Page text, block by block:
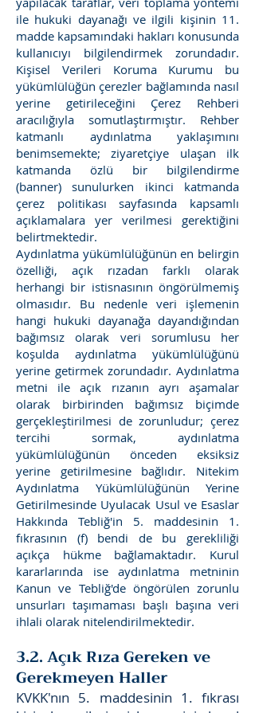
ile hukuki dayanağı ve ilgili kişinin 11.
madde kapsamındaki hakları konusunda
kullanıcıyı bilgilendirmek zorundadır.
Kişisel Verileri Koruma Kurumu bu
yükümlülüğün çerezler bağlamında nasıl
yerine getirileceğini Çerez Rehberi
aracılığıyla somutlaştırmıştır. Rehber
katmanlı aydınlatma yaklaşımını
benimsemekte; ziyaretçiye ulaşan ilk
katmanda özlü bir bilgilendirme
(banner) sunulurken ikinci katmanda
çerez politikası sayfasında kapsamlı
açıklamalara yer verilmesi gerektiğini
belirtmektedir.
Aydınlatma yükümlülüğünün en belirgin
özelliği, açık rızadan farklı olarak
herhangi bir istisnasının öngörülmemiş
olmasıdır. Bu nedenle veri işlemenin
hangi hukuki dayanağa dayandığından
bağımsız olarak veri sorumlusu her
koşulda aydınlatma yükümlülüğünü
yerine getirmek zorundadır. Aydınlatma
metni ile açık rızanın ayrı aşamalar
olarak birbirinden bağımsız biçimde
gerçekleştirilmesi de zorunludur; çerez
tercihi sormak, aydınlatma
yükümlülüğünün önceden eksiksiz
yerine getirilmesine bağlıdır. Nitekim
Aydınlatma Yükümlülüğünün Yerine
Getirilmesinde Uyulacak Usul ve Esaslar
Hakkında Tebliğ'in 5. maddesinin 1.
fıkrasının (f) bendi de bu gerekliliği
açıkça hükme bağlamaktadır. Kurul
kararlarında ise aydınlatma metninin
Kanun ve Tebliğ'de öngörülen zorunlu
unsurları taşımaması başlı başına veri
ihlali olarak nitelendirilmektedir.
3.2. Açık Rıza Gereken ve
Gerekmeyen Haller
KVKK'nın 5. maddesinin 1. fıkrası